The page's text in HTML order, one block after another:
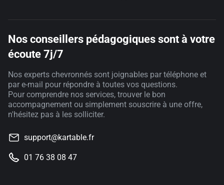
Nos conseillers pédagogiques sont à votre
écoute 7j/7
Nos experts chevronnés sont joignables par téléphone et
par e-mail pour répondre à toutes vos questions.
Pour comprendre nos services, trouver le bon
accompagnement ou simplement souscrire à une offre,
n'hésitez pas à les solliciter.
support@kartable.fr
01 76 38 08 47